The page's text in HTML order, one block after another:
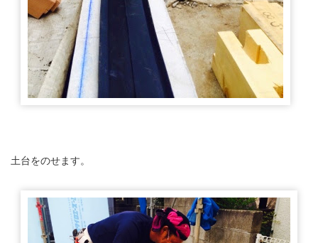
土台をのせます。